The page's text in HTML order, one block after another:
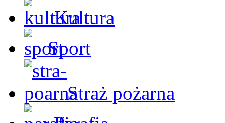
Kultura
Sport
Straż pożarna